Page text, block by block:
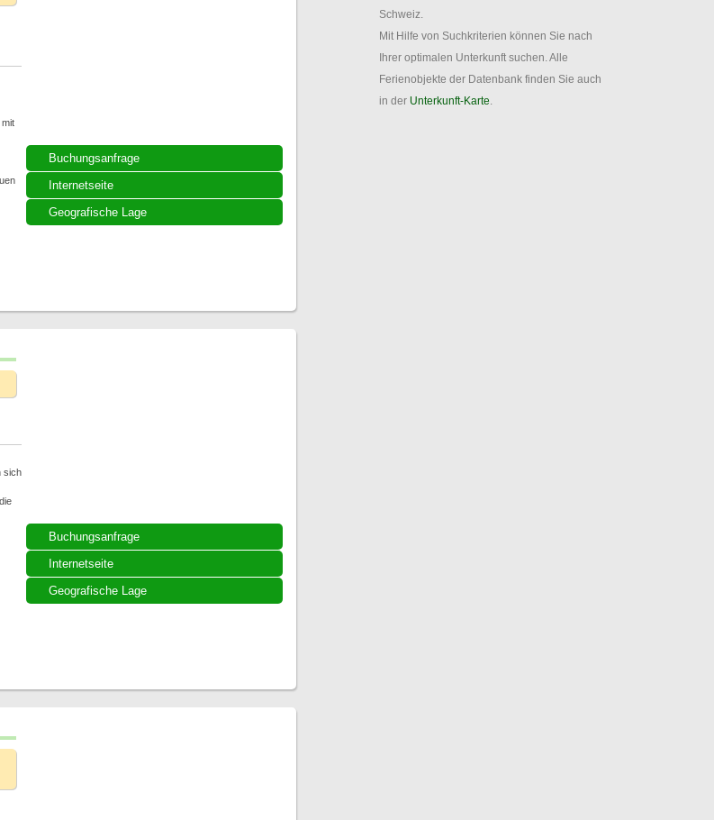
Buchungsanfrage
Internetseite
Geografische Lage
Buchungsanfrage
Internetseite
Geografische Lage
sich
Schweiz.
Mit Hilfe von Suchkriterien können Sie nach
Ihrer optimalen Unterkunft suchen. Alle
Ferienobjekte der Datenbank finden Sie auch
in der Unterkunft-Karte.